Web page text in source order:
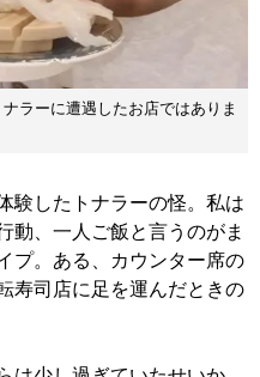
ラーに遭遇したお店ではありま
験したトナラーの怪。私は
動、一人ご飯と言うのがま
プ。ある、カウンター席の
寿司店に足を運んだときの